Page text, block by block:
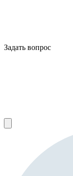
Задать вопрос